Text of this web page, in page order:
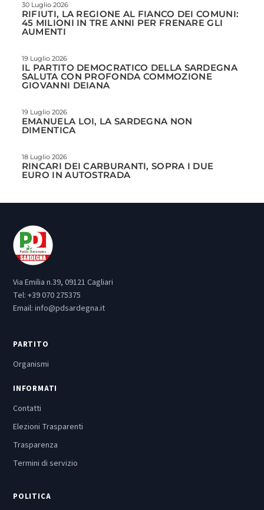
30 Luglio 2026
RIFIUTI, LA REGIONE AL FIANCO DEI COMUNI:
45 MILIONI IN TRE ANNI PER FRENARE GLI
AUMENTI
19 Luglio 2026
IL PARTITO DEMOCRATICO DELLA SARDEGNA
SALUTA CON PROFONDA COMMOZIONE
GIOVANNI DEIANA
19 Luglio 2026
EMANUELA LOI, LA SARDEGNA NON
DIMENTICA
18 Luglio 2026
RINCARI DEI CARBURANTI, SOPRA I DUE
EURO IN AUTOSTRADA
Via Emilia n.39, 09121 Cagliari
Tel: +39 070 275375
Email: info@pdsardegna.it
PARTITO
Organismi
INFORMATI
Contatti
Elezioni Trasparenti
Trasparenza
Termini di servizio
POLITICA